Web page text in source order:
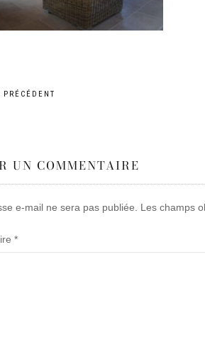
UN COMMENTAIRE
e-mail ne sera pas publiée. Les champs
*